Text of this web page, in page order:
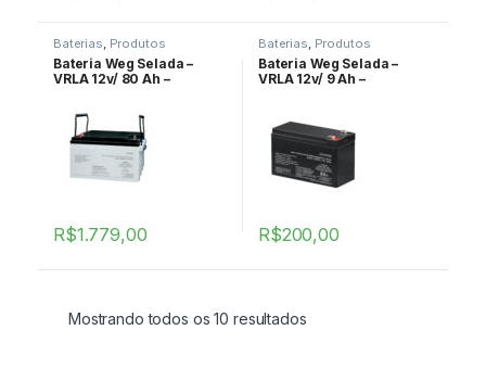
Baterias, Produtos
Bateria Weg Selada –
VRLA 12v/ 80 Ah –
R$1.779,00
Baterias, Produtos
Bateria Weg Selada –
VRLA 12v/ 9 Ah –
R$200,00
Mostrando todos os 10 resultados